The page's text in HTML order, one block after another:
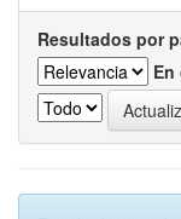
Resultados por
En